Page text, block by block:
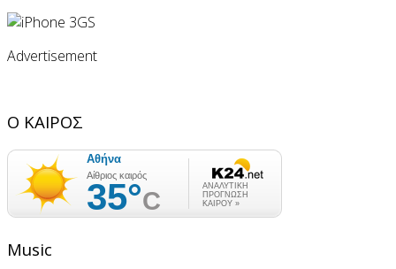
Advertisement
Ο ΚΑΙΡΟΣ
Music